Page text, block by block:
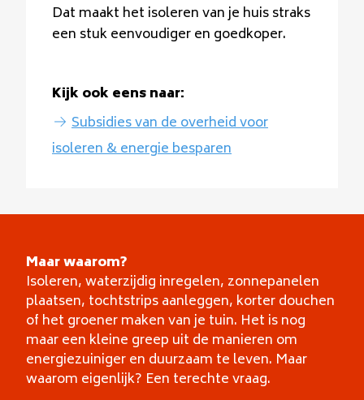
Dat maakt het isoleren van je huis straks
een stuk eenvoudiger en goedkoper.
Kijk ook eens naar:
Subsidies van de overheid voor
isoleren & energie besparen
Maar waarom?
Isoleren, waterzijdig inregelen, zonnepanelen
plaatsen, tochtstrips aanleggen, korter douchen
of het groener maken van je tuin. Het is nog
maar een kleine greep uit de manieren om
energiezuiniger en duurzaam te leven. Maar
waarom eigenlijk? Een terechte vraag.